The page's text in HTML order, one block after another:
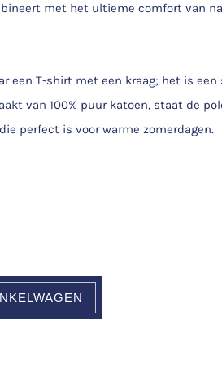
met het ultieme comfort van
een T-shirt met een kraag; het is een
van 100% puur katoen, staat de
perfect is voor warme zomerdagen.